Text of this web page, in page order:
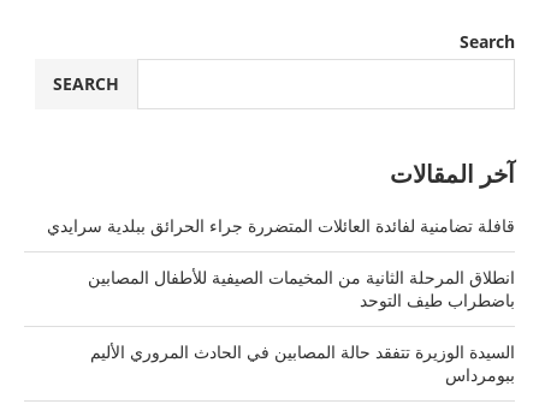
Search
SEARCH
آخر المقالات
قافلة تضامنية لفائدة العائلات المتضررة جراء الحرائق ببلدية سرايدي
انطلاق المرحلة الثانية من المخيمات الصيفية للأطفال المصابين
باضطراب طيف التوحد
السيدة الوزيرة تتفقد حالة المصابين في الحادث المروري الأليم
ببومرداس